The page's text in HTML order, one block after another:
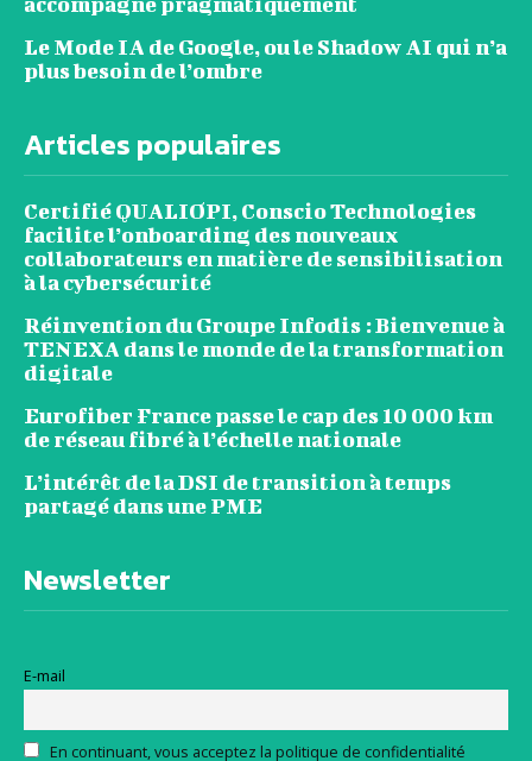
Le Mode IA de Google, ou le Shadow AI qui n’a
plus besoin de l’ombre
Articles populaires
Certifié QUALIOPI, Conscio Technologies
facilite l’onboarding des nouveaux
collaborateurs en matière de sensibilisation
à la cybersécurité
Réinvention du Groupe Infodis : Bienvenue à
TENEXA dans le monde de la transformation
digitale
Eurofiber France passe le cap des 10 000 km
de réseau fibré à l’échelle nationale
L’intérêt de la DSI de transition à temps
partagé dans une PME
Newsletter
E-mail
En continuant, vous acceptez la politique de confidentialité